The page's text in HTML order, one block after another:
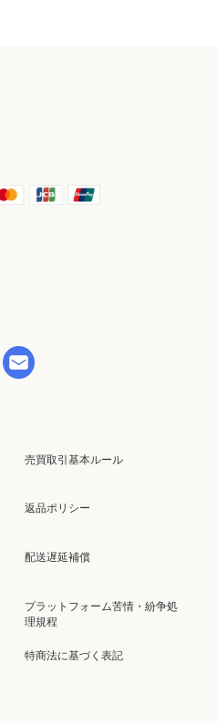
売買取引基本ルール
返品ポリシー
配送遅延補償
プラットフォーム苦情・紛争処
理規程
特商法に基づく表記